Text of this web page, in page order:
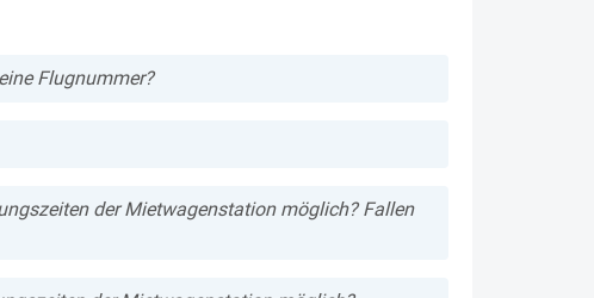
Flugnummer?
der Mietwagenstation möglich? Fallen